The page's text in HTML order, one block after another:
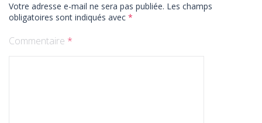
Votre adresse e-mail ne sera pas publiée. Les champs
obligatoires sont indiqués avec *
Commentaire *